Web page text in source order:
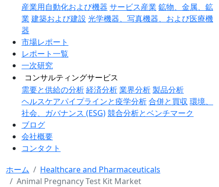
産業用自動化および機器 サービス産業 鉱物、金属、鉱
業 建築および建設 光学機器、写真機器、および医療機
器
市場レポート
レポート一覧
一次研究
コンサルティングサービス
需要と供給の分析経済分析業界分析製品分析
ヘルスケアパイプラインと疫学分析合併と買収 環境、
社会、ガバナンス (ESG)競合分析とベンチマーク
ブログ
会社概要
コンタクト
ホーム
Healthcare and Pharmaceuticals
Animal Pregnancy Test Kit Market